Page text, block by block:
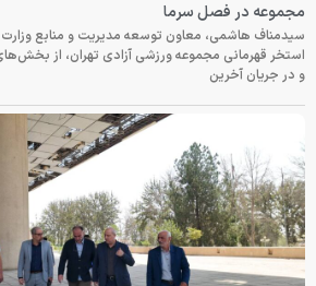
مجموعه در فصل سرما
سیدمناف هاشمی، معاون توسعه مدیریت و منابع وزارت
استخر قهرمانی مجموعه ورزشی آزادی تهران، از
و در جریان آخرین